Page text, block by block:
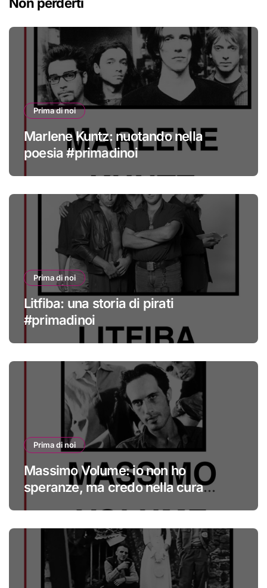
Prima di noi
Marlene Kuntz: nuotando nella
poesia #primadinoi
Prima di noi
Litfiba: una storia di pirati
#primadinoi
Prima di noi
Massimo Volume: io non ho
speranze, ma credo nella cura